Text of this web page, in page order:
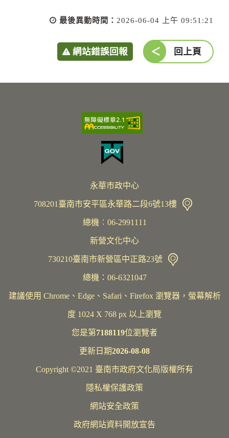
最後異動時間： 2026-06-04 上午 09:51:21
網站錯誤回報 回上頁
永華市政中心
708201臺南市安平區永華路二段6號13樓
總機︰06-2991111
新營文化中心
730210臺南市新營區中正路23號
總機：06-6321047
建議使用 Chrome、Edge、Safari、Firefox 瀏覽器，螢幕解析
度 1024 X 768 px 以上瀏覽
您是第7188119位瀏覽者
更新日期2026-08-08
Copyright ©2021 臺南市政府文化局版權所有
隱私權保護政策
網站安全政策
政府網站資料開放宣告